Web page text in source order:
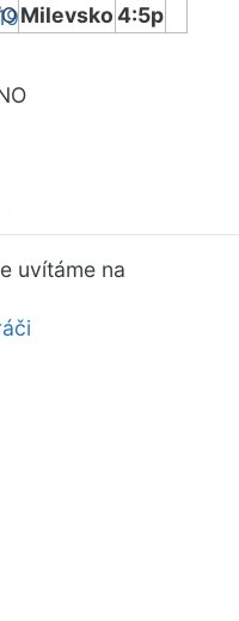
Milevsko4:5p
uvítáme na